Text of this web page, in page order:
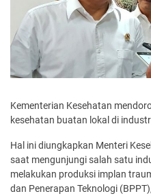
Kementerian Kesehatan
kesehatan buatan lokal di
Hal ini diungkapkan Menteri
saat mengunjungi salah satu
melakukan produksi implan
dan Penerapan Teknologi